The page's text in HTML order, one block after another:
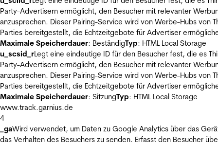
Party-Advertisern ermöglicht, den Besucher mit relevanter
anzusprechen. Dieser Pairing-Service wird von Werbe-Hubs von
Parties bereitgestellt, die Echtzeitgebote für Advertiser
Maximale Speicherdauer: BeständigTyp: HTML Local Storage
u_scsid_rLegt eine eindeutige ID für den Besucher fest, die es
Party-Advertisern ermöglicht, den Besucher mit relevanter
anzusprechen. Dieser Pairing-Service wird von Werbe-Hubs von
Parties bereitgestellt, die Echtzeitgebote für Advertiser
Maximale Speicherdauer: SitzungTyp: HTML Local Storage
www.track.garnius.de
4
_gaWird verwendet, um Daten zu Google Analytics über das
das Verhalten des Besuchers zu senden. Erfasst den Besucher